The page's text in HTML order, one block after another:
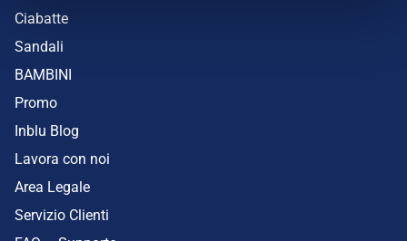
Ciabatte
Sandali
BAMBINI
Promo
Inblu Blog
Lavora con noi
Area Legale
Servizio Clienti